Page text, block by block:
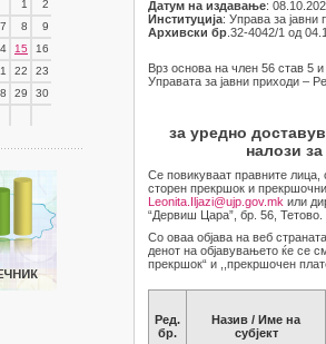
1
2
7 8
9
15
16
22
23
29
30
Датум на издавање:
Институција: Управа за јавни
Архивски бр .32-4042/1 од
Врз основа на член 56 став 5
Управата за јавни приходи –
за уредно
налози
Се повикуваат правните лица,
сторен прекршок и
Leonita.Iljazi@ujp.gov.mk или
“Дервиш Цара”, бр. 56, Тетово.
Со оваа објава на веб
денот на објавувањето ќе се
прекршок“ и ,,прекршочен
Ред.
бр.
Назив / Име на
субјект